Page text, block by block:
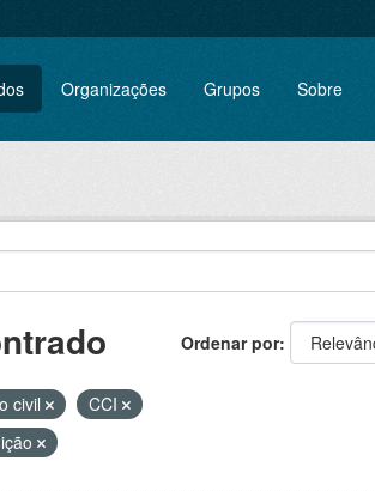
Organizações Grupos Sobre
Ordenar por
civil
CCI